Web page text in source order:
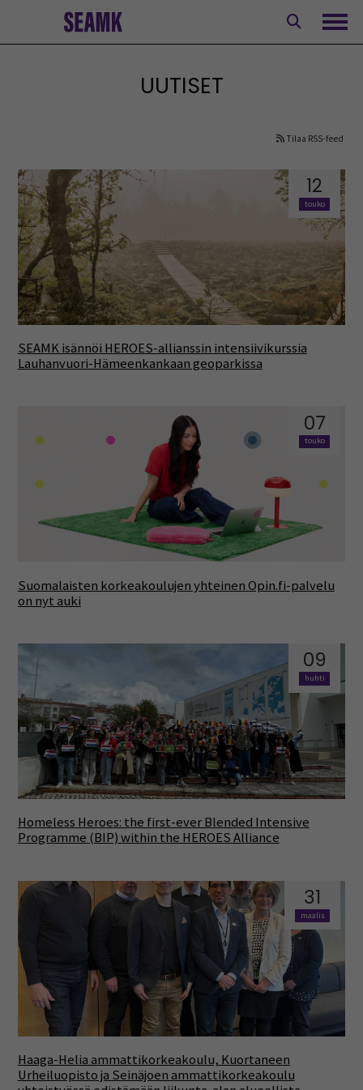
UUTISET
Tilaa RSS-feed
12
touko
SEAMK isännöi HEROES-allianssin intensiivikurssia
Lauhanvuori-Hämeenkankaan geoparkissa
07
touko
Suomalaisten korkeakoulujen yhteinen Opin.fi-palvelu
on nyt auki
09
huhti
Homeless Heroes: the first-ever Blended Intensive
Programme (BIP) within the HEROES Alliance
31
maalis
Haaga-Helia ammattikorkeakoulu, Kuortaneen
Urheiluopisto ja Seinäjoen ammattikorkeakoulu